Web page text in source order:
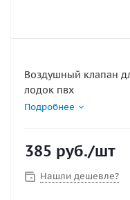
Воздушный клапан
лодок пвх
Подробнее
385 руб./шт
Нашли дешевле?